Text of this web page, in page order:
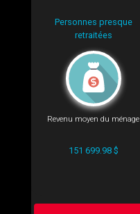
Personnes presque
retraitées
Revenu moyen du ménage
151 699.98 $